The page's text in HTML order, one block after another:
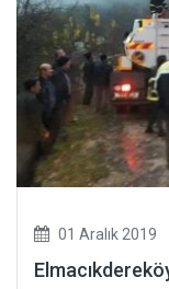
01 Aralık 2019